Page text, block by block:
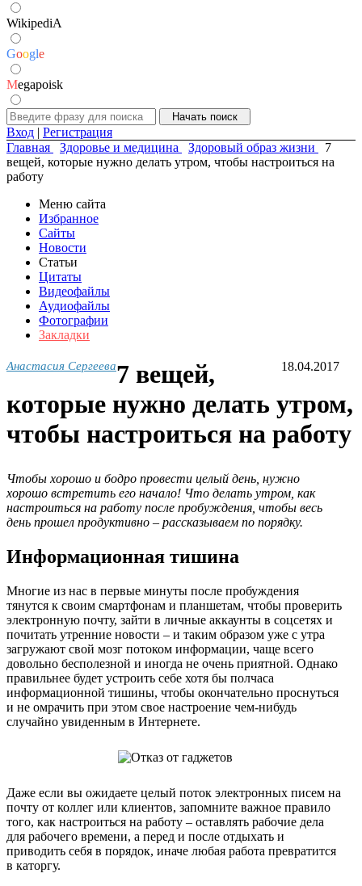
WikipediA
Google
Megapoisk
Вход | Регистрация
Главная
Здоровье и медицина Здоровый образ жизни
7
вещей, которые нужно делать утром, чтобы настроиться на
работу
Меню сайта
Избранное
Сайты
Новости
Статьи
Цитаты
Видеофайлы
Аудиофайлы
Фотографии
Закладки
Анастасия Сергеева 18.04.2017
7 вещей,
которые нужно делать утром,
чтобы настроиться на работу
Чтобы хорошо и бодро провести целый день, нужно
хорошо встретить его начало! Что делать утром, как
настроиться на работу после пробуждения, чтобы весь
день прошел продуктивно – рассказываем по порядку.
Информационная тишина
Многие из нас в первые минуты после пробуждения
тянутся к своим смартфонам и планшетам, чтобы проверить
электронную почту, зайти в личные аккаунты в соцсетях и
почитать утренние новости – и таким образом уже с утра
загружают свой мозг потоком информации, чаще всего
довольно бесполезной и иногда не очень приятной. Однако
правильнее будет устроить себе хотя бы полчаса
информационной тишины, чтобы окончательно проснуться
и не омрачить при этом свое настроение чем-нибудь
случайно увиденным в Интернете.
Даже если вы ожидаете целый поток электронных писем на
почту от коллег или клиентов, запомните важное правило
того, как настроиться на работу – оставлять рабочие дела
для рабочего времени, а перед и после отдыхать и
приводить себя в порядок, иначе любая работа превратится
в каторгу.